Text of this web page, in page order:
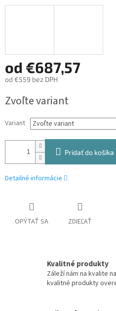
od €687,57
od €559 bez DPH
cena:
Zvoľte variant
Variant
Pridať do košíka
Detailné informácie
OPÝTAŤ SA ZDIEĽAŤ
Kvalitné produkty
Záleží nám na kvalite
kvalitné produkty